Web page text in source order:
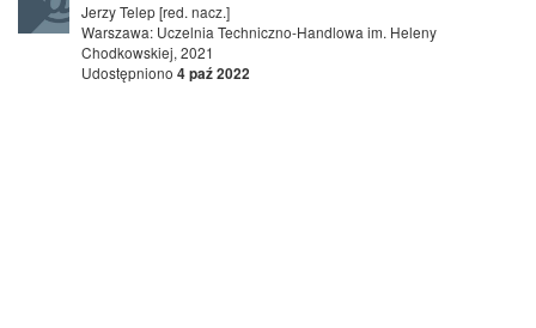
Jerzy Telep [red. nacz.]
Warszawa: Uczelnia Techniczno-Handlowa im. Heleny
Chodkowskiej, 2021
Udostępniono 4 paź 2022